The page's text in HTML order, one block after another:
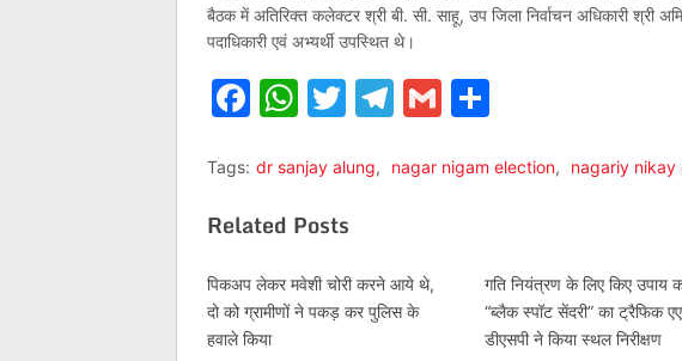
बैठक में अतिरिक्त कलेक्टर श्री बी. सी. साहू, उप जिला निर्वाचन अधिकारी श्री
पदाधिकारी एवं अभ्यर्थी उपस्थित थे।
Facebook
WhatsApp
Twitter
Telegram
Gmail
Tags: dr sanjay alung, nagar nigam election, nagariy nikay
Related Posts
पिकअप लेकर मवेशी चोरी करने आये थे,
दो को ग्रामीणों ने पकड़ कर पुलिस के
हवाले किया
गति नियंत्रण के लिए किए उपाय
“ब्लैक स्पॉट सेंदरी” का ट्रैफिक
डीएसपी ने किया स्थल निरीक्षण